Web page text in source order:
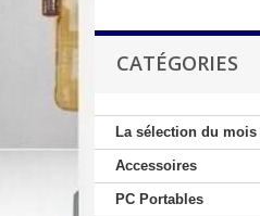
CATÉGORIES
La sélection du mois
Accessoires
PC Portables